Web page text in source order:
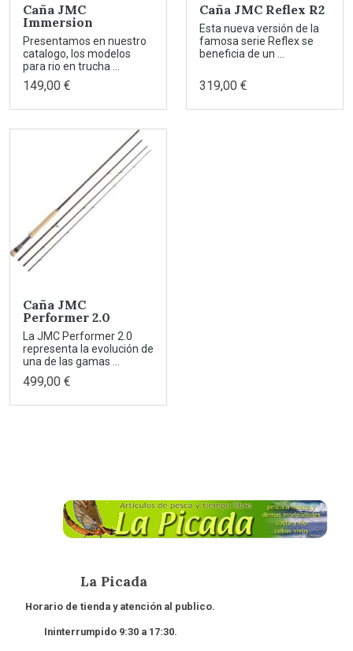
Caña JMC
Immersion
Presentamos en nuestro
catalogo, los modelos
para rio en trucha ...
149,00 €
Caña JMC Reflex R2
Esta nueva versión de la
famosa serie Reflex se
beneficia de un ...
319,00 €
Caña JMC
Performer 2.0
La JMC Performer 2.0
representa la evolución de
una de las gamas ...
499,00 €
La Picada
Horario de tienda y atención al publico.
Ininterrumpido 9:30 a 17:30.